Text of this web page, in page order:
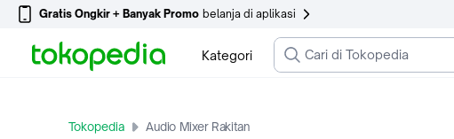
Gratis Ongkir + Banyak Promo belanja di aplikasi
Kategori
Tokopedia Audio Mixer Rakitan